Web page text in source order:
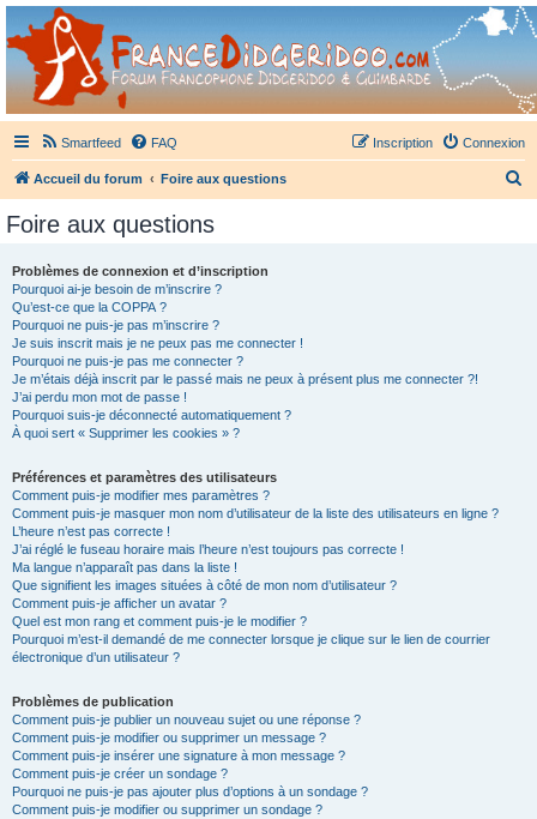
France Didgeridoo
Didgeridoo et Guimbarde sur France Didgeridoo - retrouvez la communauté.
Smartfeed FAQ Connexion
Inscription
Accueil du forum Foire aux questions
Foire aux questions
Problèmes de connexion et d’inscription
Pourquoi ai-je besoin de m’inscrire ?
Qu’est-ce que la COPPA ?
Pourquoi ne puis-je pas m’inscrire ?
Je suis inscrit mais je ne peux pas me connecter !
Pourquoi ne puis-je pas me connecter ?
Je m’étais déjà inscrit par le passé mais ne peux à présent plus me connecter ?!
J’ai perdu mon mot de passe !
Pourquoi suis-je déconnecté automatiquement ?
À quoi sert « Supprimer les cookies » ?
Préférences et paramètres des utilisateurs
Comment puis-je modifier mes paramètres ?
Comment puis-je masquer mon nom d’utilisateur de la liste des utilisateurs en ligne ?
L’heure n’est pas correcte !
J’ai réglé le fuseau horaire mais l’heure n’est toujours pas correcte !
Ma langue n’apparaît pas dans la liste !
Que signifient les images situées à côté de mon nom d’utilisateur ?
Comment puis-je afficher un avatar ?
Quel est mon rang et comment puis-je le modifier ?
Pourquoi m’est-il demandé de me connecter lorsque je clique sur le lien de courrier
électronique d’un utilisateur ?
Problèmes de publication
Comment puis-je publier un nouveau sujet ou une réponse ?
Comment puis-je modifier ou supprimer un message ?
Comment puis-je insérer une signature à mon message ?
Comment puis-je créer un sondage ?
Pourquoi ne puis-je pas ajouter plus d’options à un sondage ?
Comment puis-je modifier ou supprimer un sondage ?